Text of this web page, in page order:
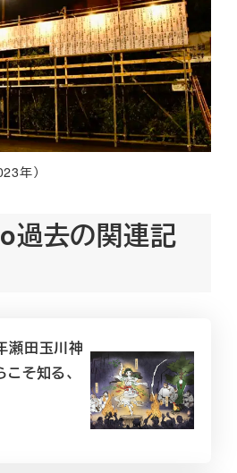
年）
去の関連記
瀬田玉川神
そ知る、